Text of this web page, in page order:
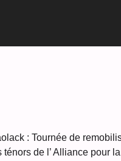
: Tournée de
ténors de l’ Alliance pour